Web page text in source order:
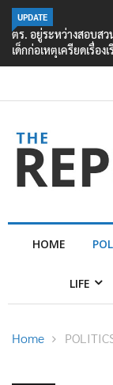
UPDATE
ตร. อยู่ระหว่างสอบสว
เด็กก่อเหตุเครียดเรื่อง
HOME
LIFE
Home